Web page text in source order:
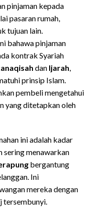
pinjaman kepada
pasaran rumah,
tujuan lain.
bahawa pinjaman
kontrak Syariah
dan Ijarah
prinsip Islam.
pembeli mengetahui
yang ditetapkan oleh
ini adalah kadar
sering menawarkan
bergantung
Ini
mereka dengan
tersembunyi.